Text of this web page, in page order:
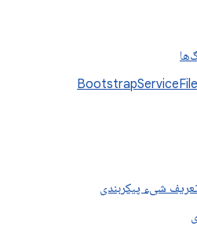
شیء پیکربندی